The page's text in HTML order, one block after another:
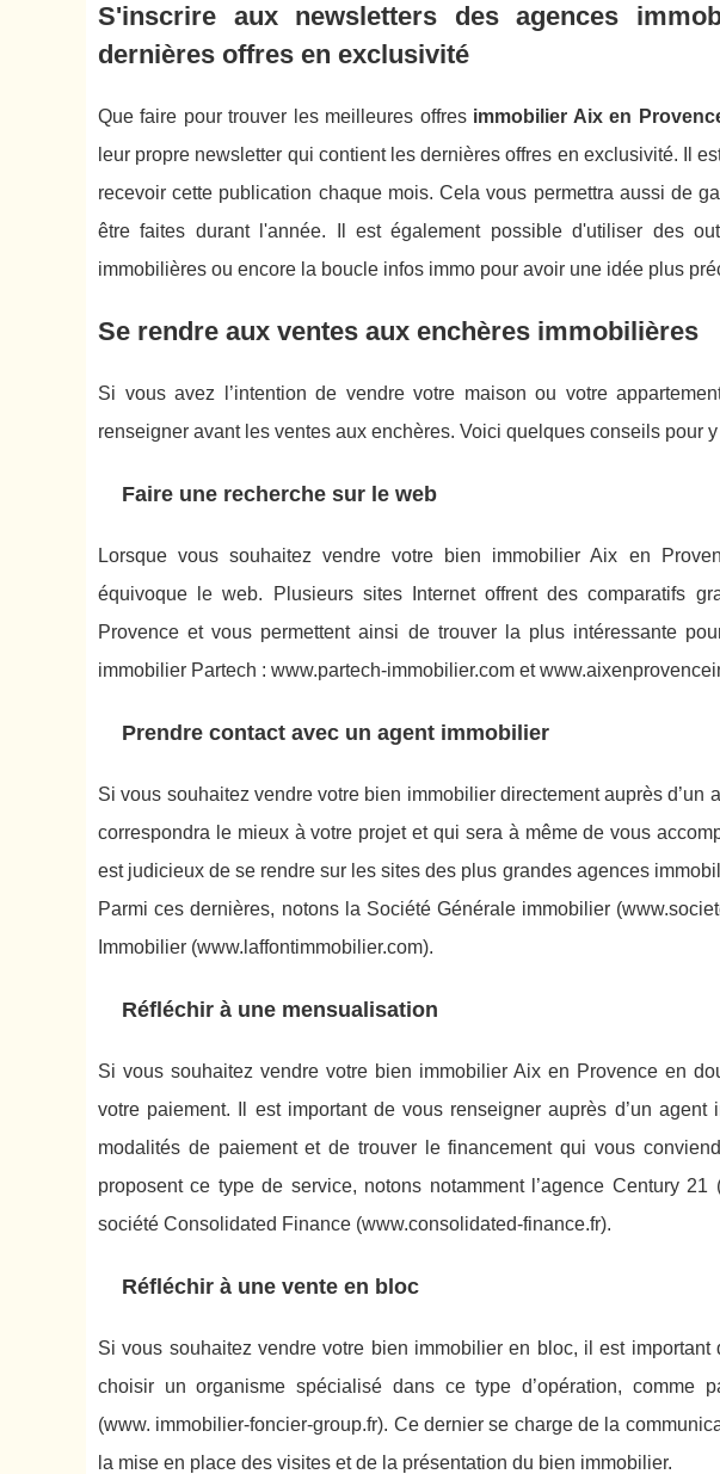
S'inscrire aux newsletters des agences
dernières offres en exclusivité
Que faire pour trouver les meilleures offres immobilier Aix en
leur propre newsletter qui contient les dernières offres en exclusivité. Il
recevoir cette publication chaque mois. Cela vous permettra aussi de
être faites durant l'année. Il est également possible d'utiliser des
immobilières ou encore la boucle infos immo pour avoir une idée plus
Se rendre aux ventes aux enchères immobilières
Si vous avez l’intention de vendre votre maison ou votre
renseigner avant les ventes aux enchères. Voici quelques conseils pour y
Faire une recherche sur le web
Lorsque vous souhaitez vendre votre bien immobilier Aix en
équivoque le web. Plusieurs sites Internet offrent des comparatifs
Provence et vous permettent ainsi de trouver la plus intéressante
immobilier Partech : www.partech-immobilier.com et
Prendre contact avec un agent immobilier
Si vous souhaitez vendre votre bien immobilier directement auprès
correspondra le mieux à votre projet et qui sera à même de vous
est judicieux de se rendre sur les sites des plus grandes agences
Parmi ces dernières, notons la Société Générale immobilier
Immobilier (www.laffontimmobilier.com).
Réfléchir à une mensualisation
Si vous souhaitez vendre votre bien immobilier Aix en Provence en
votre paiement. Il est important de vous renseigner auprès d’un
modalités de paiement et de trouver le financement qui vous
proposent ce type de service, notons notamment l’agence Century
société Consolidated Finance (www.consolidated-finance.fr).
Réfléchir à une vente en bloc
Si vous souhaitez vendre votre bien immobilier en bloc, il est
choisir un organisme spécialisé dans ce type d’opération, comme
(www. immobilier-foncier-group.fr). Ce dernier se charge de la
la mise en place des visites et de la présentation du bien immobilier.